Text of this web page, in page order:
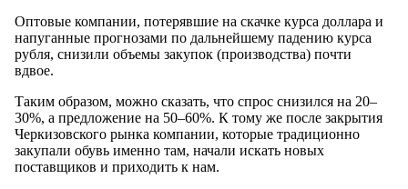
Оптовые компании, потерявшие на скачке курса доллара и
напуганные прогнозами по дальнейшему падению курса
рубля, снизили объемы закупок (производства) почти
вдвое.
Таким образом, можно сказать, что спрос снизился на 20–
30%, а предложение на 50–60%. К тому же после закрытия
Черкизовского рынка компании, которые традиционно
закупали обувь именно там, начали искать новых
поставщиков и приходить к нам.